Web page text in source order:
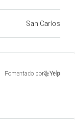
San Carlos
Fomentado por Yelp